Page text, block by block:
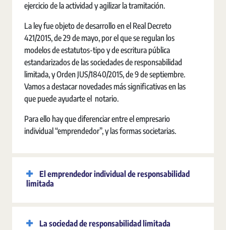
ejercicio de la actividad y agilizar la tramitación.
La ley fue objeto de desarrollo en el Real Decreto
421/2015, de 29 de mayo, por el que se regulan los
modelos de estatutos-tipo y de escritura pública
estandarizados de las sociedades de responsabilidad
limitada, y Orden JUS/1840/2015, de 9 de septiembre.
Vamos a destacar novedades más significativas en las
que puede ayudarte el notario.
Para ello hay que diferenciar entre el empresario
individual “emprendedor”, y las formas societarias.
El emprendedor individual de responsabilidad
limitada
La sociedad de responsabilidad limitada